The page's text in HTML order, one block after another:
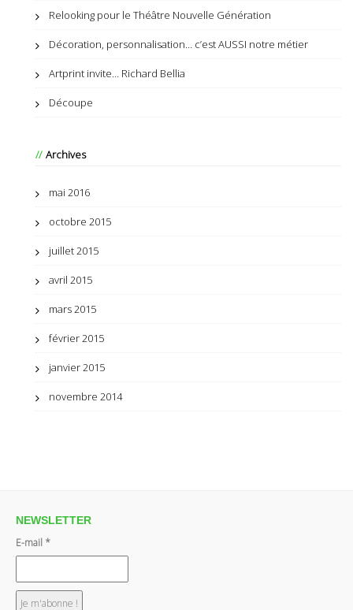
Relooking pour le Théâtre Nouvelle Génération
Décoration, personnalisation… c’est AUSSI notre métier
Artprint invite… Richard Bellia
Découpe
Archives
mai 2016
octobre 2015
juillet 2015
avril 2015
mars 2015
février 2015
janvier 2015
novembre 2014
NEWSLETTER
E-mail *